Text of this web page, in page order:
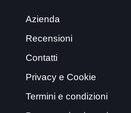
Azienda
Recensioni
Contatti
Privacy e Cookie
Termini e condizioni